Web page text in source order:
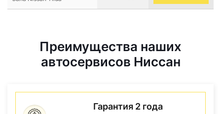
Преимущества наших
автосервисов Ниссан
Гарантия 2 года